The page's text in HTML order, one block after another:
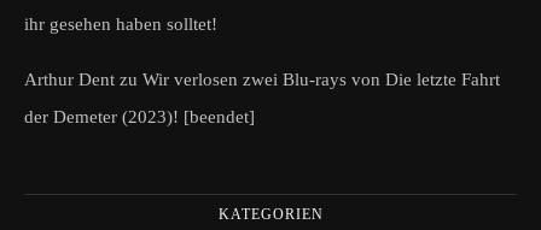
ihr gesehen haben solltet!
Arthur Dent zu Wir verlosen zwei Blu-rays von Die letzte Fahrt
der Demeter (2023)! [beendet]
KATEGORIEN